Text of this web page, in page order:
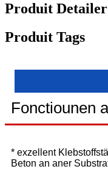
Produit Detailer
Produit Tags
Fonctiounen
* exzellent
Beton an aner